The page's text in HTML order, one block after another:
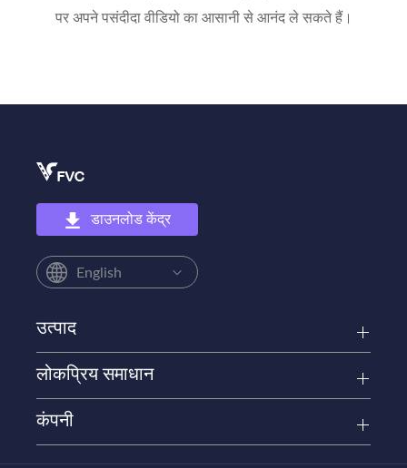
पर अपने पसंदीदा वीडियो का आसानी से आनंद ले सकते हैं।
डाउनलोड केंद्र
English
उत्पाद
लोकप्रिय समाधान
कंपनी